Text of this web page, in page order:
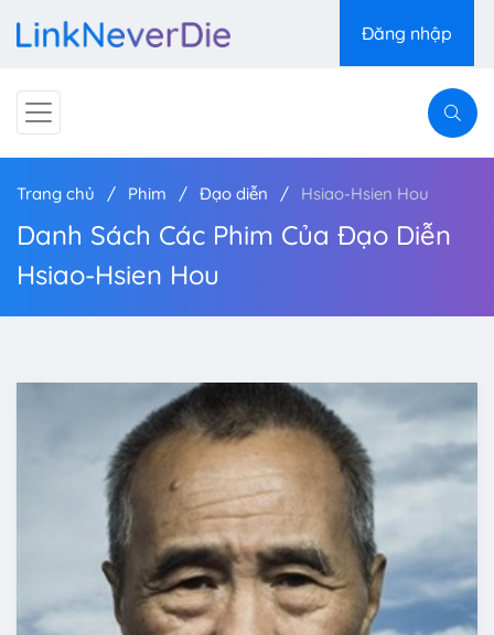
Đăng nhập
Trang chủ Phim Đạo diễn Hsiao-Hsien Hou
Danh Sách Các Phim Của Đạo Diễn
Hsiao-Hsien Hou